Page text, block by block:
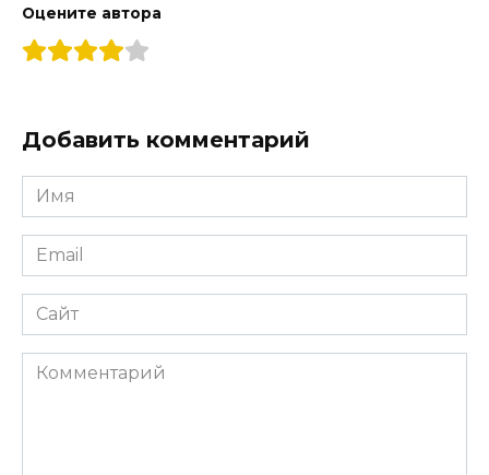
Оцените автора
Добавить комментарий
Имя
*
Email
*
Сайт
Комментарий